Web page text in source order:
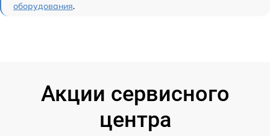
оборудования.
Акции сервисного
центра